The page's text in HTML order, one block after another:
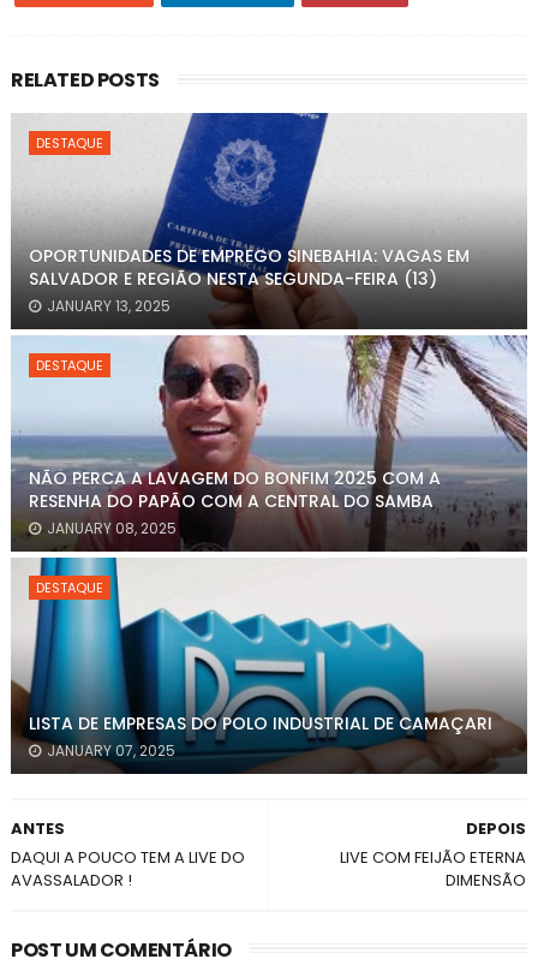
RELATED POSTS
DESTAQUE
OPORTUNIDADES DE EMPREGO SINEBAHIA: VAGAS EM
SALVADOR E REGIÃO NESTA SEGUNDA-FEIRA (13)
JANUARY 13, 2025
DESTAQUE
NÃO PERCA A LAVAGEM DO BONFIM 2025 COM A
RESENHA DO PAPÃO COM A CENTRAL DO SAMBA
JANUARY 08, 2025
DESTAQUE
LISTA DE EMPRESAS DO POLO INDUSTRIAL DE CAMAÇARI
JANUARY 07, 2025
DEPOIS
LIVE COM FEIJÃO ETERNA
DIMENSÃO
ANTES
DAQUI A POUCO TEM A LIVE DO
AVASSALADOR !
POST UM COMENTÁRIO